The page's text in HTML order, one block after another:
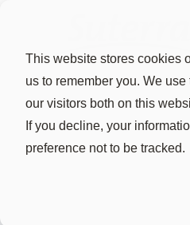
This website stores cookies
us to remember you. We
our visitors both on this
If you decline, your
preference not to be tracked.